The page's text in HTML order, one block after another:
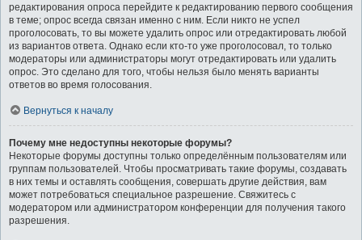
редактирования опроса перейдите к редактированию первого сообщения
в теме; опрос всегда связан именно с ним. Если никто не успел
проголосовать, то вы можете удалить опрос или отредактировать любой
из вариантов ответа. Однако если кто-то уже проголосовал, то только
модераторы или администраторы могут отредактировать или удалить
опрос. Это сделано для того, чтобы нельзя было менять варианты
ответов во время голосования.
Вернуться к началу
Почему мне недоступны некоторые форумы?
Некоторые форумы доступны только определённым пользователям или
группам пользователей. Чтобы просматривать такие форумы, создавать
в них темы и оставлять сообщения, совершать другие действия, вам
может потребоваться специальное разрешение. Свяжитесь с
модератором или администратором конференции для получения такого
разрешения.